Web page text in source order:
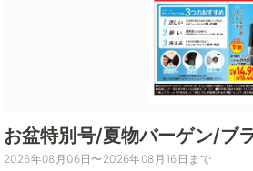
お盆特別号/夏物バーゲン/ブ
2026年08月06日〜2026年08月16日まで